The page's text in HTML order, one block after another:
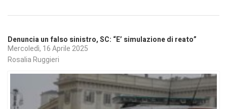
Denuncia un falso sinistro, SC: “E’ simulazione di reato”
Mercoledì, 16 Aprile 2025
Rosalia Ruggieri